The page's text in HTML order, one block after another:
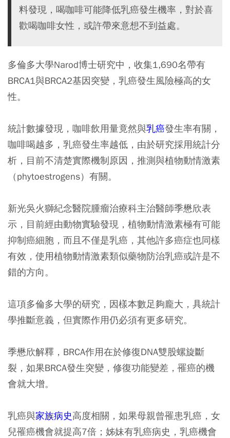
料發現，喝咖啡可能降低乳癌發生機率，對於喜
歡喝咖啡女性，或許帶來意想不到益處。
多倫多大學Narod博士研究中，收集1,690名帶有
BRCA1與BRCA2基因突變，乳癌發生風險極高的女
性。
統計數據發現，咖啡飲用量竟然與乳癌發生率有關，
咖啡喝越多，乳癌發生率越低，由於研究採用統計分
析，目前不清楚實際機制原因，推測與植物動情激素
（phytoestrogens）有關。
新光吳火獅紀念醫院腫瘤治療科主治醫師季懋欣表
示，目前經由動物實驗發現，植物動情激素極有可能
抑制癌細胞，而且不僅是乳癌，其他許多癌症也同樣
有效，使用植物動情激素類似藥物防治乳癌或許是不
錯的方向。
這項多倫多大學的研究，因樣本數足夠龐大，具統計
學推斷意義，但實際作用仍必須有更多研究。
季懋欣解釋，BRCA作用在於修復DNA雙股螺旋斷
裂，如果BRCA發生突變，修復功能變差，罹癌的機
會就大增。
乳癌與家族病史高度相關，如果母親曾罹患乳癌，女
兒罹癌機會就提高7倍；姊妹有乳癌病史，乳癌機會